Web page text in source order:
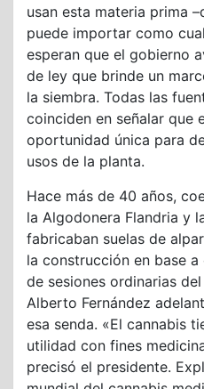
usan esta materia prima
puede importar como
esperan que el gobierno
de ley que brinde un
la siembra. Todas las
coinciden en señalar que
oportunidad única para
usos de la planta.
Hace más de 40 años,
la Algodonera Flandria y
fabricaban suelas de
la construcción en base
de sesiones ordinarias
Alberto Fernández
esa senda. «El cannabis
utilidad con fines
precisó el presidente.